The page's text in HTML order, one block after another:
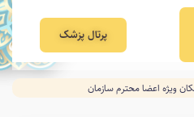
پرتال پزشک
ویژه اعضا محترم سازمان